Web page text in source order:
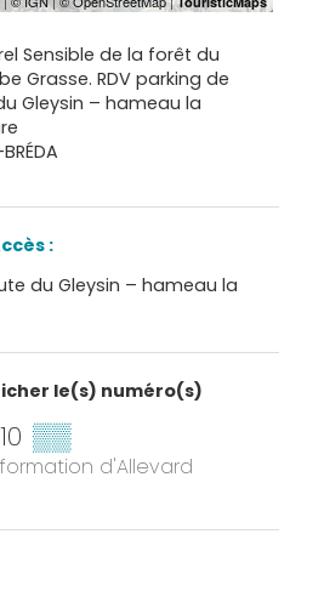
Sensible de la forêt du
Grasse. RDV parking de
Gleysin – hameau la
:
du Gleysin – hameau la
le(s) numéro(s)
▒▒
d'Allevard